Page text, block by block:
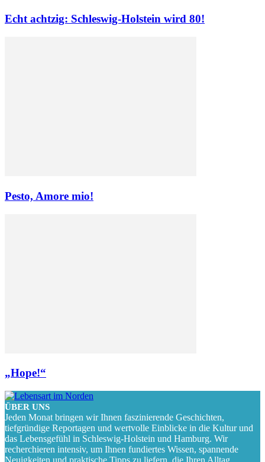
Echt achtzig: Schleswig-Holstein wird 80!
Pesto, Amore mio!
„Hope!“
ÜBER UNS
Jeden Monat bringen wir Ihnen faszinierende Geschichten,
tiefgründige Reportagen und wertvolle Einblicke in die Kultur und
das Lebensgefühl in Schleswig-Holstein und Hamburg. Wir
recherchieren intensiv, um Ihnen fundiertes Wissen, spannende
Neuigkeiten und praktische Tipps zu liefern, die Ihren Alltag